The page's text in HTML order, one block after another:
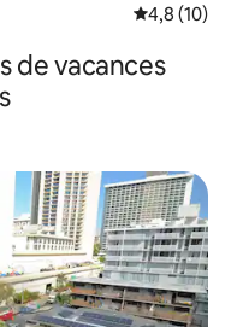
Évaluation
4,8 (10)
de vacances